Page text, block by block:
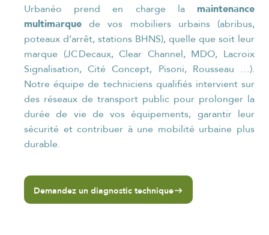
Urbanéo prend en charge la maintenance
multimarque de vos mobiliers urbains (abribus,
poteaux d’arrêt, stations BHNS), quelle que soit leur
marque (JC Decaux, Clear Channel, MDO, Lacroix
Signalisation, Cité Concept, Pisoni, Rousseau …).
Notre équipe de techniciens qualifiés intervient sur
des réseaux de transport public pour prolonger la
durée de vie de vos équipements, garantir leur
sécurité et contribuer à une mobilité urbaine plus
durable.
Demandez un diagnostic technique